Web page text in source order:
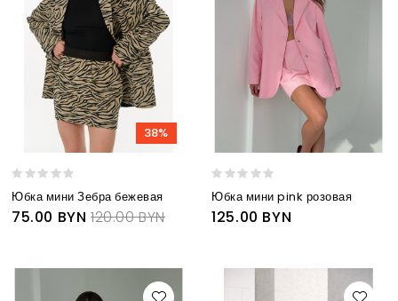
38%
Юбка мини Зебра бежевая
75.00 BYN 120.00 BYN
Юбка мини pink розовая
125.00 BYN